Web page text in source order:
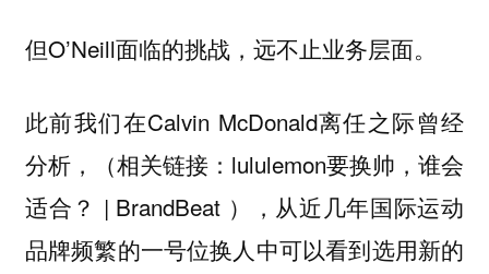
但O’Neill面临的挑战，远不止业务层面。
此前我们在Calvin McDonald离任之际曾经
分析，（相关链接：lululemon要换帅，谁会
适合？ | BrandBeat ），从近几年国际运动
品牌频繁的一号位换人中可以看到选用新的